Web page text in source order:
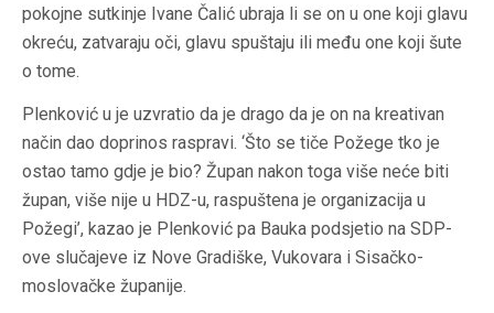
pokojne sutkinje Ivane Čalić ubraja li se on u one koji glavu
okreću, zatvaraju oči, glavu spuštaju ili među one koji šute
o tome.
Plenković u je uzvratio da je drago da je on na kreativan
način dao doprinos raspravi. ‘Što se tiče Požege tko je
ostao tamo gdje je bio? Župan nakon toga više neće biti
župan, više nije u HDZ-u, raspuštena je organizacija u
Požegi’, kazao je Plenković pa Bauka podsjetio na SDP-
ove slučajeve iz Nove Gradiške, Vukovara i Sisačko-
moslovačke županije.